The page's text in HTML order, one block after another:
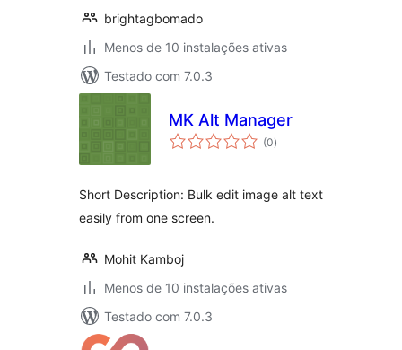
brightagbomado
Menos de 10 instalações ativas
Testado com 7.0.3
MK Alt Manager
(0avaliações
totais
)
Short Description: Bulk edit image alt text
easily from one screen.
Mohit Kamboj
Menos de 10 instalações ativas
Testado com 7.0.3